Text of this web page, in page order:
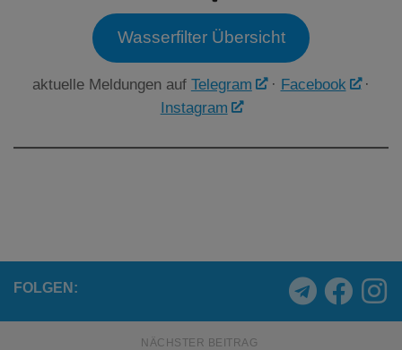
Wasserfilter Übersicht
aktuelle Meldungen auf Telegram · Facebook
·
Instagram
FOLGEN:
NÄCHSTER BEITRAG